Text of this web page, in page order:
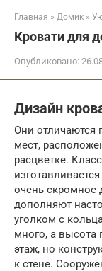
Главная » Домик »
Кровати для
Опубликовано:
Дизайн
Они отличаются
мест,
расцветке.
очень скромное
дополняют
уголком с
много, а высота
этаж, но
к стене.